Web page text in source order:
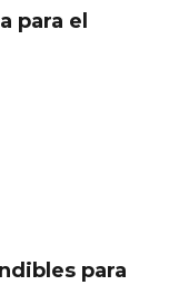
para el
para